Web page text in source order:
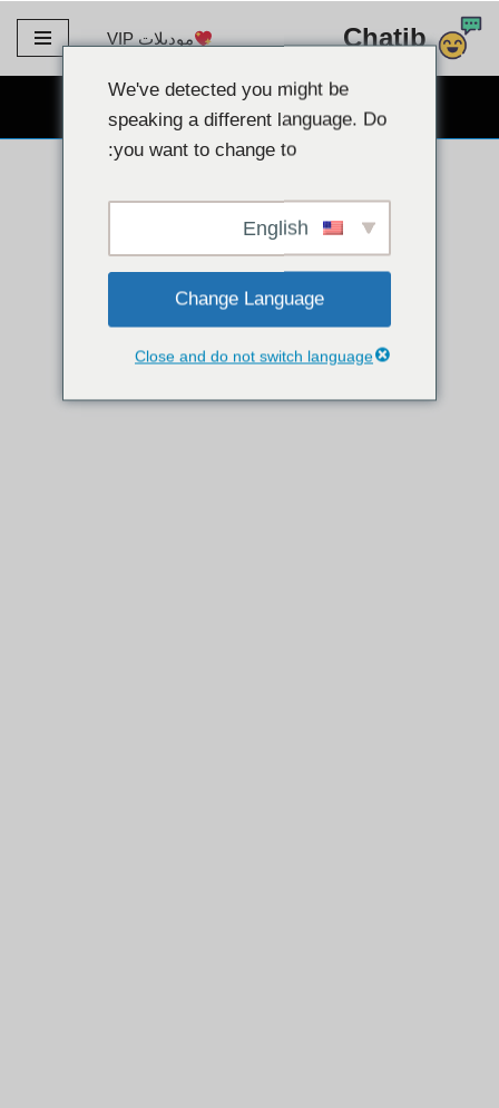
تخطى
Chatib موديلات VIP
دردشة كاميرا ويب مجانية
We've detected you might be
speaking a different language. Do
you want to change to:
Change Language
Close and do not switch language